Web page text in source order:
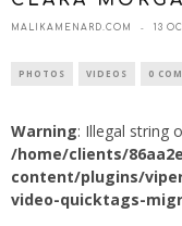
MALIKAMENARD.COM 13
PHOTOS VIDEOS 0
Warning: Illegal string
/home/clients/
content/plugins/
video-quicktags-